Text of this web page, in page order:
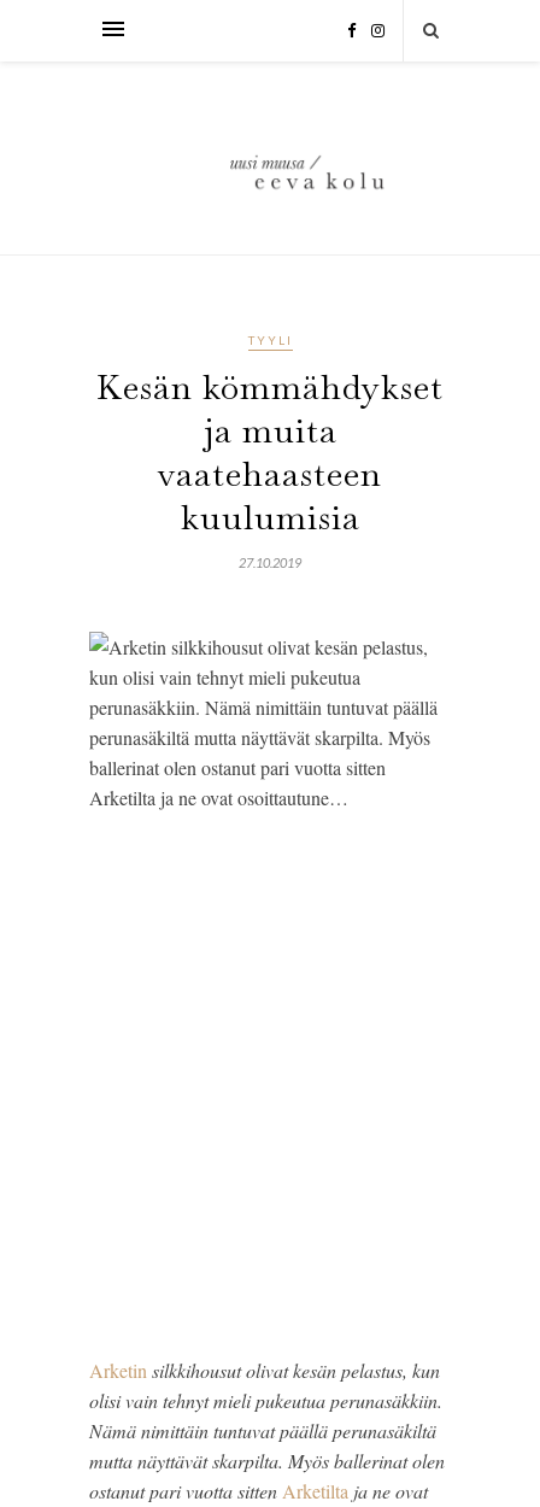
TYYLI
Kesän kömmähdykset
ja muita
vaatehaasteen
kuulumisia
27.10.2019
Arketin silkkihousut olivat kesän pelastus, kun
olisi vain tehnyt mieli pukeutua perunasäkkiin.
Nämä nimittäin tuntuvat päällä perunasäkiltä
mutta näyttävät skarpilta. Myös ballerinat olen
ostanut pari vuotta sitten Arketilta ja ne ovat